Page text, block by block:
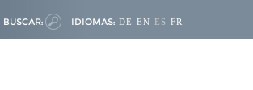
BUSCAR: IDIOMAS: DE EN ES FR